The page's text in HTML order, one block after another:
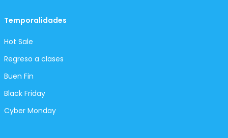
Temporalidades
Hot Sale
Regreso a clases
Buen Fin
Black Friday
Cyber Monday